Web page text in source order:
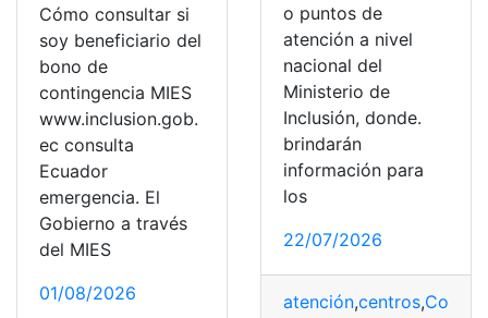
Cómo consultar si
soy beneficiario del
bono de
contingencia MIES
www.inclusion.gob.
ec consulta
Ecuador
emergencia. El
Gobierno a través
del MIES
01/08/2026
o puntos de
atención a nivel
nacional del
Ministerio de
Inclusión, donde.
brindarán
información para
los
22/07/2026
atención,centros,